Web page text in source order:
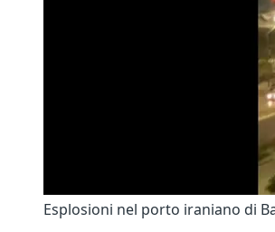
Esplosioni nel porto iraniano di